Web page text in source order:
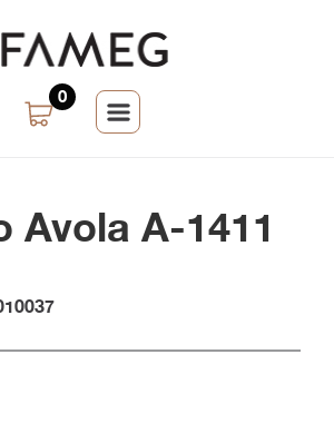
0
Avola A-1411